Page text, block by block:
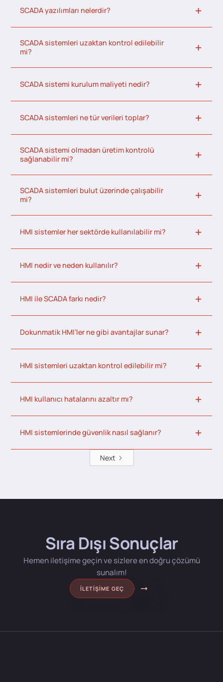
SCADA yazılımları nelerdir?
SCADA sistemleri uzaktan kontrol edilebilir
mi?
SCADA sistemi kurulum maliyeti nedir?
SCADA sistemleri ne tür verileri toplar?
SCADA sistemi olmadan üretim kontrolü
sağlanabilir mi?
SCADA sistemleri bulut üzerinde çalışabilir
mi?
HMI sistemler her sektörde kullanılabilir mi?
HMI nedir ve neden kullanılır?
HMI ile SCADA farkı nedir?
Dokunmatik HMI’ler ne gibi avantajlar sunar?
HMI sistemleri uzaktan kontrol edilebilir mi?
HMI kullanıcı hatalarını azaltır mı?
HMI sistemlerinde güvenlik nasıl sağlanır?
Next
Sıra Dışı Sonuçlar
Hemen iletişime geçin ve sizlere en doğru çözümü
sunalım!
İLETIŞIME GEÇ